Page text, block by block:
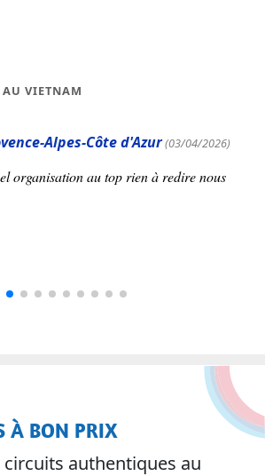
AU VIETNAM
Alpes-Côte d'Azur(03/04/2026)
organisation au top rien à redire nous
À BON PRIX
circuits authentiques au